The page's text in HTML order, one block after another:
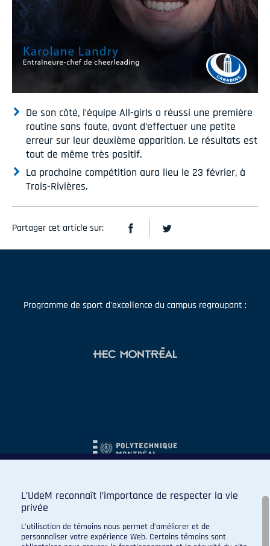
De son côté, l’équipe All-girls a réussi une première
routine sans faute, avant d’effectuer une petite
erreur sur leur deuxième apparition. Le résultats est
tout de même très positif.
La prochaine compétition aura lieu le 23 février, à
Trois-Rivières.
Partager cet article sur:
Programme de sport d'excellence du campus regroupant :
L’UdeM reconnaît l’importance de respecter la vie
privée
L’utilisation de témoins nous permet d’améliorer et de
personnaliser votre expérience Web. Certains témoins sont